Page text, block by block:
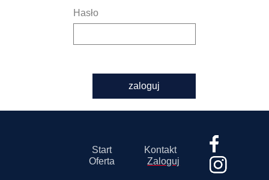
Hasło
zaloguj
Start
Kontakt
Oferta
Zaloguj